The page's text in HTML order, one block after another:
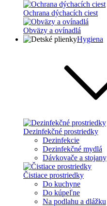
Ochrana dýchacích ciest
Obväzy a ovínadlá
Hygiena
Dezinfekčné prostriedky
Dezinfekcie
Dezinfekčné mydlá
Dávkovače a stojany
Čistiace prostriedky
Do kuchyne
Do kúpeľne
Na podlahu a dlážku